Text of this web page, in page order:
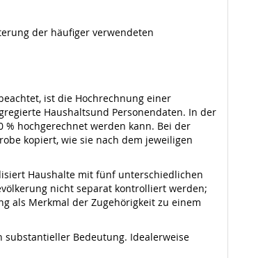
der häufiger verwendeten
ist die Hochrechnung einer
Haushaltsund Personendaten. In der
hochgerechnet werden kann. Bei der
kopiert, wie sie nach dem jeweiligen
Haushalte mit fünf unterschiedlichen
nicht separat kontrolliert werden;
als Merkmal der Zugehörigkeit zu einem
substantieller Bedeutung. Idealerweise